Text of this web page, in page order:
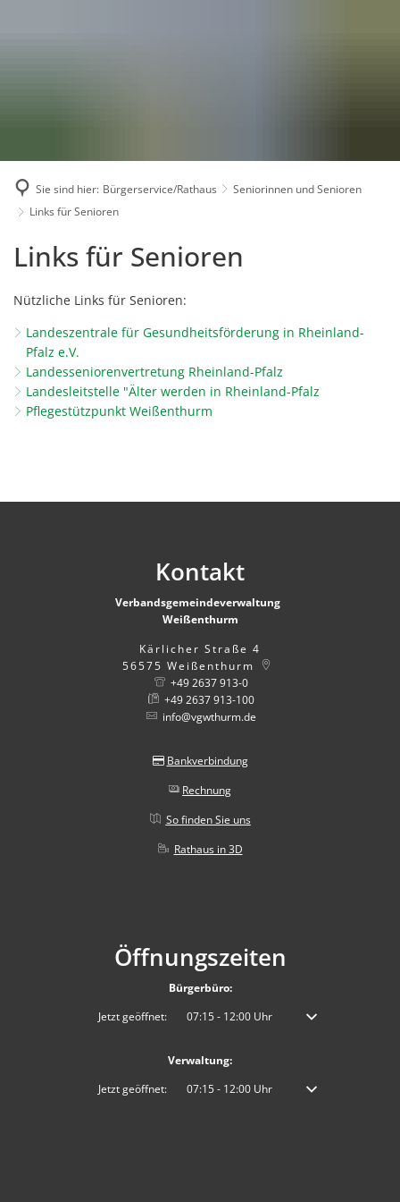
Sie sind hier: Bürgerservice/Rathaus
Seniorinnen und Senioren
Links für Senioren
Links
für
Senioren
Links für Senioren
Nützliche Links für Senioren:
Landeszentrale für Gesundheitsförderung in Rheinland-
Pfalz e.V.
Landesseniorenvertretung Rheinland-Pfalz
Landesleitstelle "Älter werden in Rheinland-Pfalz
Pflegestützpunkt Weißenthurm
Kontakt
Verbandsgemeindeverwaltung
Weißenthurm
Kärlicher Straße 4
56575 Weißenthurm
+49 2637 913-0
+49 2637 913-100
info@vgwthurm.de
Bankverbindung
Rechnung
So finden Sie uns
Rathaus in 3D
Öffnungszeiten
Bürgerbüro:
Klicken, um weitere Öffnungs- oder Schließzeiten auszublenden
Jetzt geöffnet: 07:15- 12:00Uhr Von 07:15 bis 12:00
Verwaltung:
Klicken, um weitere Öffnungs- oder Schließzeiten auszublenden
Jetzt geöffnet: 07:15- 12:00Uhr Von 07:15 bis 12:00